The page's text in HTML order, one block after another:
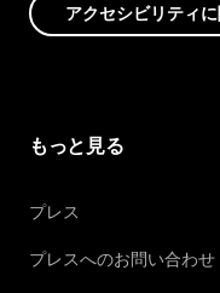
アクセシビリティ
もっと見る
プレス
プレスへのお問い合わせ